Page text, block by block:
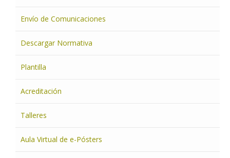
Envío de Comunicaciones
Descargar Normativa
Plantilla
Acreditación
Talleres
Aula Virtual de e-Pósters